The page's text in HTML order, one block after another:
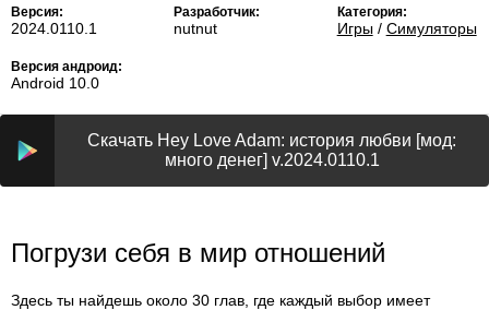
Версия:
2024.0110.1
Разработчик:
nutnut
Категория:
Игры/ Симуляторы
Версия андроид:
Android 10.0
Скачать Hey Love Adam: история любви [мод:
много денег] v.2024.0110.1
Погрузи себя в мир отношений
Здесь ты найдешь около 30 глав, где каждый выбор имеет